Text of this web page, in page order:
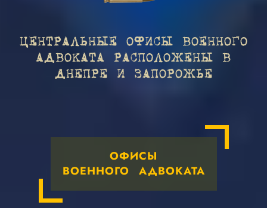
ЦЕНТРАЛЬНЫЕ ОФИСЫ ВОЕННОГО
АДВОКАТА РАСПОЛОЖЕНЫ В
ДНЕПРЕ И ЗАПОРОЖЬЕ
ОФИСЫ
ВОЕННОГО АДВОКАТА